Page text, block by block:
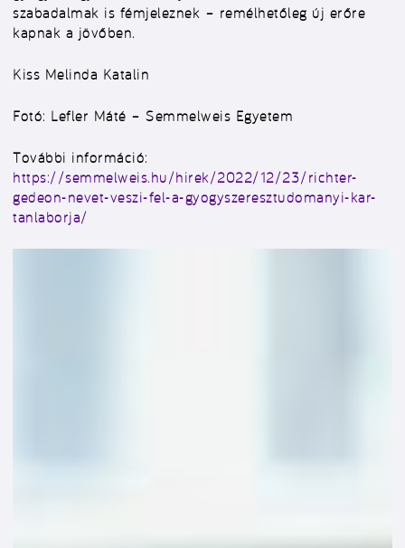
szabadalmak is fémjeleznek – remélhetőleg új erőre
kapnak a jövőben.
Kiss Melinda Katalin
Fotó: Lefler Máté – Semmelweis Egyetem
További információ:
https://semmelweis.hu/hirek/2022/12/23/richter-
gedeon-nevet-veszi-fel-a-gyogyszeresztudomanyi-kar-
tanlaborja/